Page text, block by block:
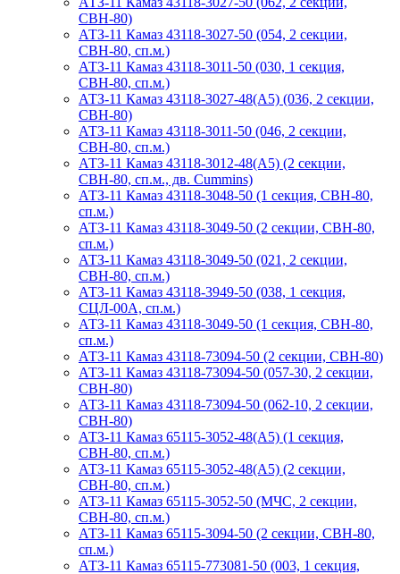
СВН-80)
АТЗ-11 Камаз 43118-3027-50 (054, 2 секции,
СВН-80, сп.м.)
АТЗ-11 Камаз 43118-3011-50 (030, 1 секция,
СВН-80, сп.м.)
АТЗ-11 Камаз 43118-3027-48(A5) (036, 2 секции,
СВН-80)
АТЗ-11 Камаз 43118-3011-50 (046, 2 секции,
СВН-80, сп.м.)
АТЗ-11 Камаз 43118-3012-48(А5) (2 секции,
СВН-80, сп.м., дв. Cummins)
АТЗ-11 Камаз 43118-3048-50 (1 секция, СВН-80,
сп.м.)
АТЗ-11 Камаз 43118-3049-50 (2 секции, СВН-80,
сп.м.)
АТЗ-11 Камаз 43118-3049-50 (021, 2 секции,
СВН-80, сп.м.)
АТЗ-11 Камаз 43118-3949-50 (038, 1 секция,
СЦЛ-00А, сп.м.)
АТЗ-11 Камаз 43118-3049-50 (1 секция, СВН-80,
сп.м.)
АТЗ-11 Камаз 43118-73094-50 (2 секции, СВН-80)
АТЗ-11 Камаз 43118-73094-50 (057-30, 2 секции,
СВН-80)
АТЗ-11 Камаз 43118-73094-50 (062-10, 2 секции,
СВН-80)
АТЗ-11 Камаз 65115-3052-48(A5) (1 секция,
СВН-80, сп.м.)
АТЗ-11 Камаз 65115-3052-48(A5) (2 секции,
СВН-80, сп.м.)
АТЗ-11 Камаз 65115-3052-50 (МЧС, 2 секции,
СВН-80, сп.м.)
АТЗ-11 Камаз 65115-3094-50 (2 секции, СВН-80,
сп.м.)
АТЗ-11 Камаз 65115-773081-50 (003, 1 секция,